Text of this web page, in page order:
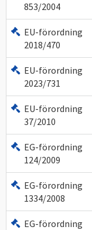
853/2004
EU-förordning
2018/470
EU-förordning
2023/731
EU-förordning
37/2010
EG-förordning
124/2009
EG-förordning
1334/2008
EG-förordning